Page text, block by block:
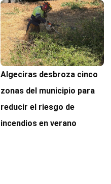
Algeciras desbroza cinco
zonas del municipio para
reducir el riesgo de
incendios en verano